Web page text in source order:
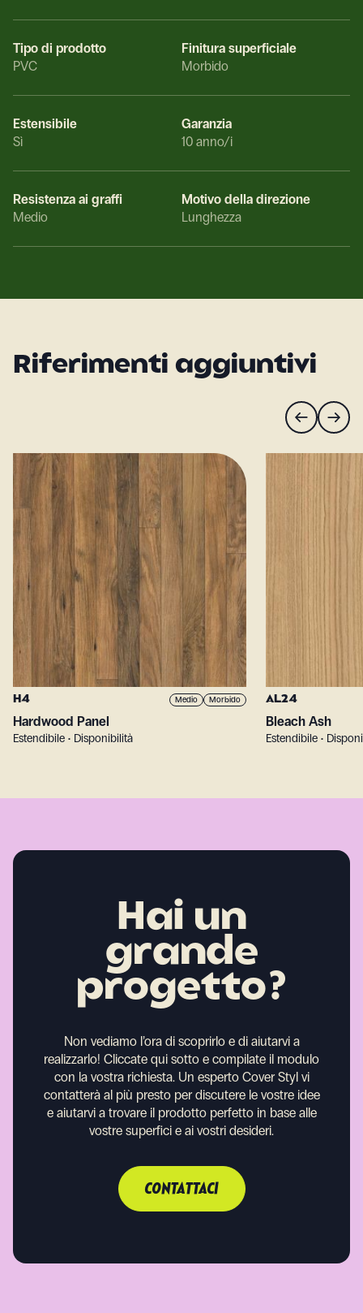
Tipo di prodotto
PVC
Finitura superficiale
Morbido
Estensibile
Sì
Garanzia
10 anno/i
Resistenza ai graffi
Medio
Motivo della direzione
Lunghezza
Riferimenti aggiuntivi
H4 Medio Morbido
Hardwood Panel
Estendibile • Disponibilità
AL24
Bleach Ash
Estendibile •
Hai un
grande
progetto?
Non vediamo l’ora di scoprirlo e di aiutarvi a
realizzarlo! Cliccate qui sotto e compilate il modulo
con la vostra richiesta. Un esperto Cover Styl vi
contatterà al più presto per discutere le vostre idee
e aiutarvi a trovare il prodotto perfetto in base alle
vostre superfici e ai vostri desideri.
CONTATTACI